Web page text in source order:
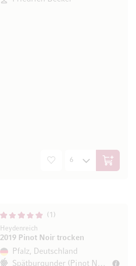
In den
1
Heydenreich
2019 Pinot Noir trocken
Pfalz, Deutschland
Spätburgunder (Pinot Noir)